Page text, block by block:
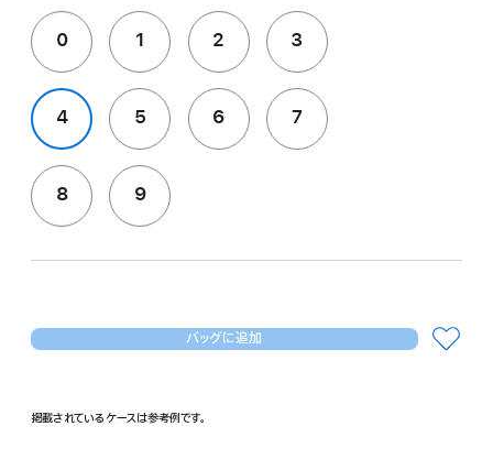
0 1 2 3
4 5 6 7
8 9
バッグに追加
掲載されているケースは参考例です。